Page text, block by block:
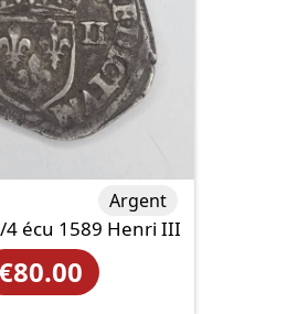
4 écu 1589 Henri III
80.00
Argent